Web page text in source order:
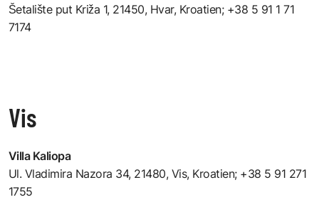
Šetalište put Križa 1, 21450, Hvar, Kroatien; +38 5 91 1 71
7174
Vis
Villa Kaliopa
Ul. Vladimira Nazora 34, 21480, Vis, Kroatien; +38 5 91 271
1755